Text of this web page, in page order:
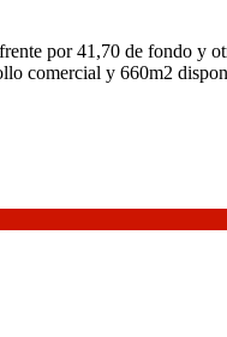
por 41,70 de fondo y
comercial y 660m2